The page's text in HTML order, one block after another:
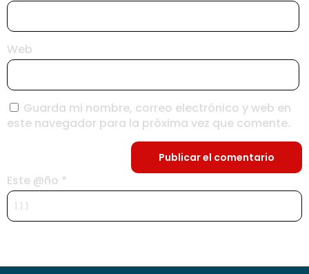
Web
Guarda mi nombre, correo electrónico y web en
este navegador para la próxima vez que comente.
Este @ño *